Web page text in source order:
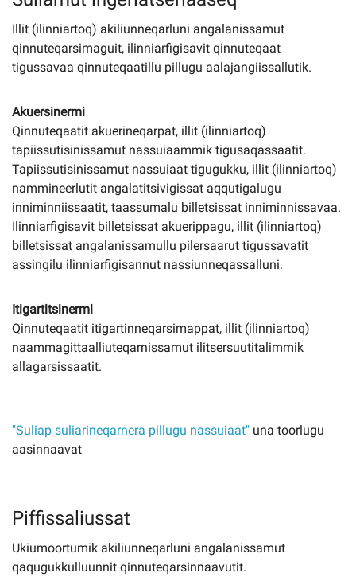
Illit (ilinniartoq) akiliunneqarluni angalanissamut
qinnuteqarsimaguit, ilinniarfigisavit qinnuteqaat
tigussavaa qinnuteqaatillu pillugu aalajangiissallutik.
Akuersinermi
Qinnuteqaatit akuerineqarpat, illit (ilinniartoq)
tapiissutisinissamut nassuiaammik tigusaqassaatit.
Tapiissutisinissamut nassuiaat tigugukku, illit (ilinniartoq)
nammineerlutit angalatitsivigissat aqqutigalugu
inniminniissaatit, taassumalu billetsissat inniminnissavaa.
Ilinniarfigisavit billetsissat akuerippagu, illit (ilinniartoq)
billetsissat angalanissamullu pilersaarut tigussavatit
assingilu ilinniarfigisannut nassiunneqassalluni.
Itigartitsinermi
Qinnuteqaatit itigartinneqarsimappat, illit (ilinniartoq)
naammagittaalliuteqarnissamut ilitsersuutitalimmik
allagarsissaatit.
"Suliap suliarineqarnera pillugu nassuiaat" una toorlugu
aasinnaavat
Piffissaliussat
Ukiumoortumik akiliunneqarluni angalanissamut
qaqugukkulluunnit qinnuteqarsinnaavutit.